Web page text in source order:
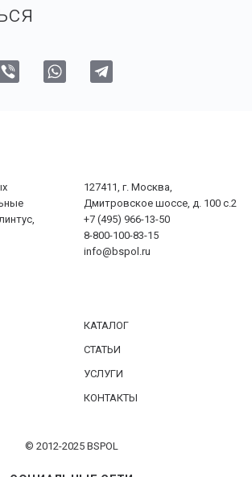
127411, г. Москва,
Дмитровское шоссе, д. 100 с.2
+7 (495) 966-13-50
8-800-100-83-15
info@bspol.ru
КАТАЛОГ
СТАТЬИ
УСЛУГИ
КОНТАКТЫ
© 2012-2025 BSPOL